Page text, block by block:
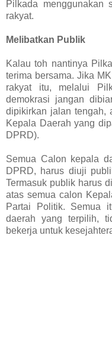
Pilkada menggunakan
rakyat.
Melibatkan Publik
Kalau toh nantinya
terima bersama. Jika
rakyat itu, melalui
demokrasi jangan
dipikirkan jalan tengah,
Kepala Daerah yang
DPRD).
Semua Calon kepala
DPRD, harus diuji
Termasuk publik harus
atas semua calon
Partai Politik. Semua
daerah yang terpilih,
bekerja untuk